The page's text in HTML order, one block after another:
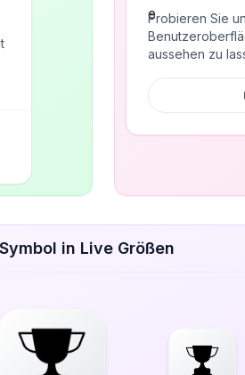
Probieren Sie
aussehen zu
in Live Größen